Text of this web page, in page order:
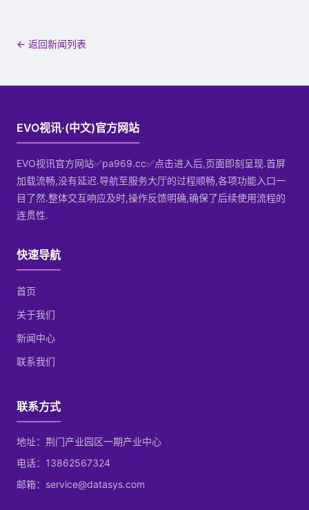
← 返回新闻列表
EVO视讯·(中文)官方网站
EVO视讯官方网站✅pa969.cc✅点击进入后,页面即刻呈现.首屏
加载流畅,没有延迟.导航至服务大厅的过程顺畅,各项功能入口一
目了然.整体交互响应及时,操作反馈明确,确保了后续使用流程的
连贯性.
快速导航
首页
关于我们
新闻中心
联系我们
联系方式
地址：荆门产业园区一期产业中心
电话：13862567324
邮箱：service@datasys.com